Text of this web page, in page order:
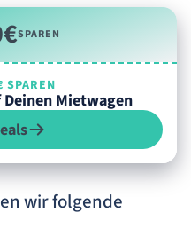
SPAREN
SPAREN
Mietwagen
wir folgende